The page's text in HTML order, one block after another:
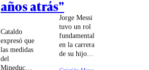
años atrás"
Cataldo
expresó que
las medidas
del
Mineduc
Jorge Messi
tuvo un rol
fundamental
en la carrera
de su hijo,